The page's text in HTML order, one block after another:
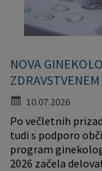
NOVA
10.07.2026
Po večletnih
tudi s podporo
program
2026 začela